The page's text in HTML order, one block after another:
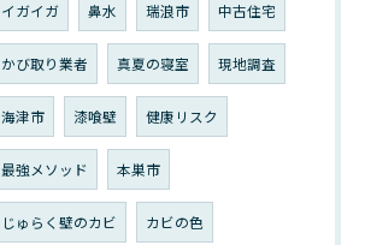
イガイガ 鼻水 瑞浪市 中古住宅
かび取り業者 真夏の寝室 現地調査
海津市 漆喰壁 健康リスク
最強メソッド 本巣市
じゅらく壁のカビ カビの色